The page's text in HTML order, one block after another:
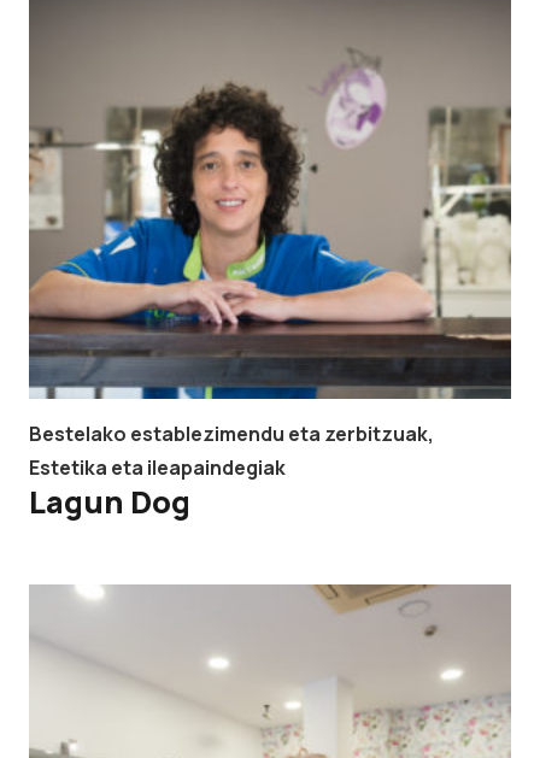
Bestelako establezimendu eta zerbitzuak,
Estetika eta ileapaindegiak
Lagun Dog